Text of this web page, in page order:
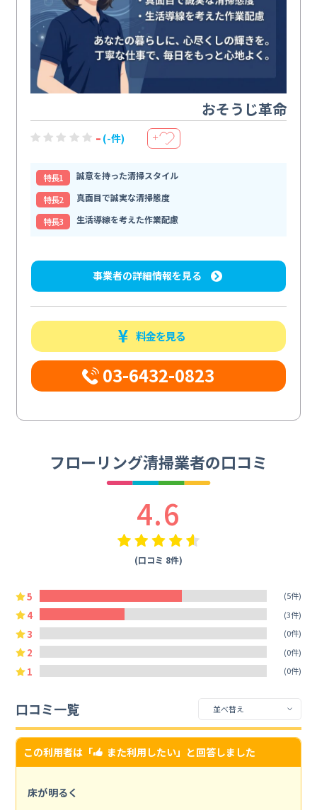
おそうじ革命
- (-件) ＋
特⻑1
誠意を持った清掃スタイル
特⻑2
真面目で誠実な清掃態度
特⻑3
生活導線を考えた作業配慮
事業者の詳細情報を見る
料金を見る
03-6432-0823
フローリング清掃業者の口コミ
4.6
(口コミ 8件)
5 (5件)
4 (3件)
3 (0件)
2 (0件)
1 (0件)
口コミ一覧
この利用者は「 また利用したい」と回答しました
床が明るく